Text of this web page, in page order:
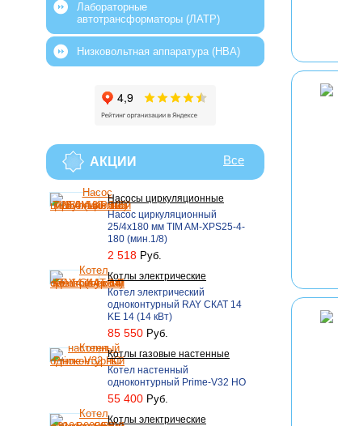
Лабораторные
автотрансформаторы (ЛАТР)
Низковольтная аппаратура (НВА)
АКЦИИ Все
Насосы циркуляционные
Насос циркуляционный
25/4х180 мм TIM AM-XPS25-4-
180 (мин.1/8)
2 518 Руб.
Котлы электрические
Котел электрический
одноконтурный RAY СКАТ 14
KЕ 14 (14 кВт)
85 550 Руб.
Котлы газовые настенные
Котел настенный
одноконтурный Prime-V32 НО
55 400 Руб.
Котлы электрические